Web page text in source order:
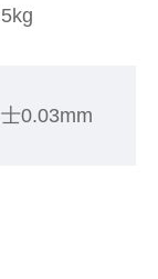
5kg
士0.03mm